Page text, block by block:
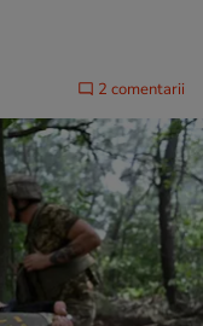
2 comentarii